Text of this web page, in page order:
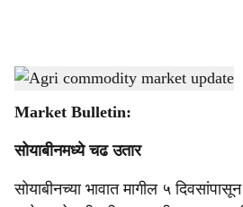
r
e
Agri commodity market update-Agrowon
Market Bulletin:
सोयाबीनमध्ये चढ उतार
सोयाबीनच्या भावात मागील ५